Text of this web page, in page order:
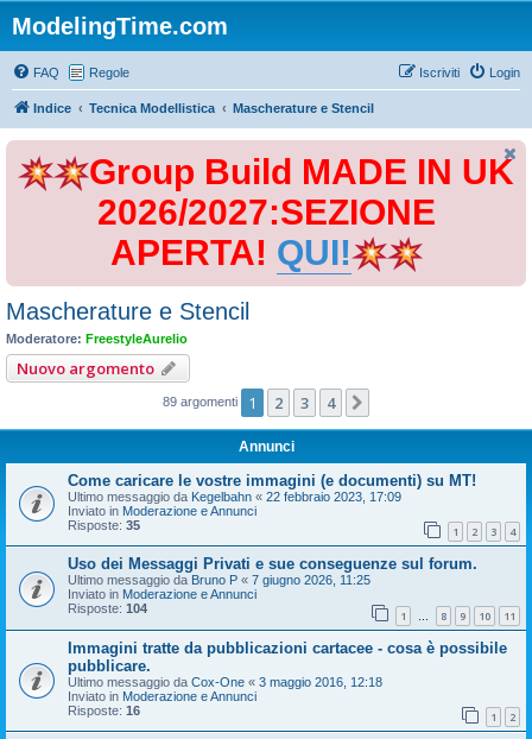
ModelingTime.com
FAQ Regole Login
Iscriviti
Indice Tecnica Modellistica Mascherature e Stencil
Group Build MADE IN UK
2026/2027:SEZIONE
APERTA! QUI!
Mascherature e Stencil
Moderatore: FreestyleAurelio
Nuovo argomento
89 argomenti 1 2 3 4
Annunci
Come caricare le vostre immagini (e documenti) su MT!
Ultimo messaggio da Kegelbahn « 22 febbraio 2023, 17:09
Inviato in Moderazione e Annunci
Risposte: 35 1 2 3 4
Uso dei Messaggi Privati e sue conseguenze sul forum.
Ultimo messaggio da Bruno P « 7 giugno 2026, 11:25
Inviato in Moderazione e Annunci
Risposte: 104 1 … 8 9 10 11
Immagini tratte da pubblicazioni cartacee - cosa è possibile
pubblicare.
Ultimo messaggio da Cox-One « 3 maggio 2016, 12:18
Inviato in Moderazione e Annunci
Risposte: 16 1 2